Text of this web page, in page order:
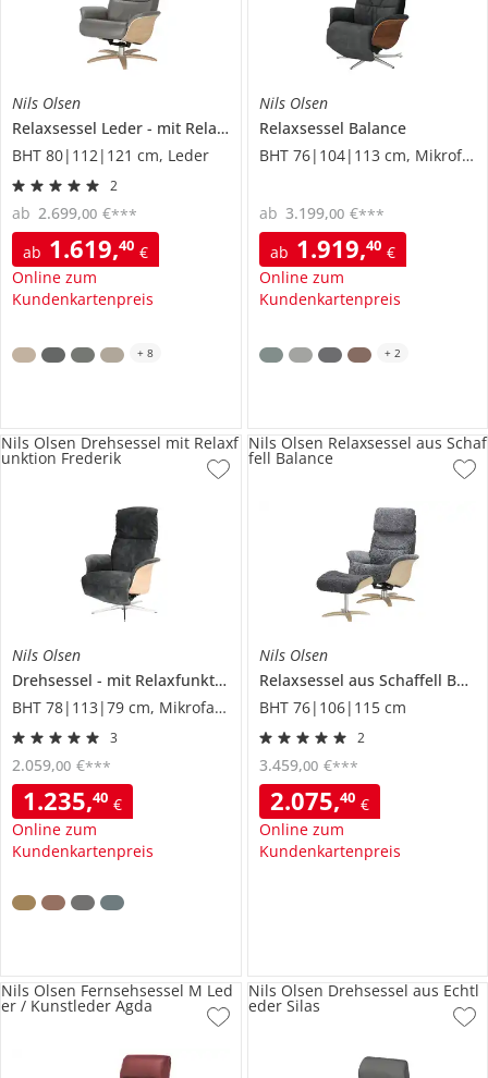
Nils Olsen
Relaxsessel Leder
mit Relaxfunktion
Balance
BHT 80|112|121 cm, Leder
2
ab 1.619,40 €
Online zum
Kundenkartenpreis
ab 2.699,00 €***
+ 8
Nils Olsen
Relaxsessel Balance
BHT 76|104|113 cm, Mikrofaser
ab 1.919,40 €
Online zum
Kundenkartenpreis
ab 3.199,00 €***
+ 2
Nils Olsen
Drehsessel
mit Relaxfunktion
Frederik
BHT 78|113|79 cm, Mikrofaser
3
1.235,40 €
Online zum
Kundenkartenpreis
2.059,00 €***
Nils Olsen Drehsessel mit Relaxf
unktion Frederik
Nils Olsen
Relaxsessel aus Schaffell Balance
BHT 76|106|115 cm
2
2.075,40 €
Online zum
Kundenkartenpreis
3.459,00 €***
Nils Olsen Relaxsessel aus Schaf
fell Balance
Nils Olsen Fernsehsessel M Led
er / Kunstleder Agda
Nils Olsen Drehsessel aus Echtl
eder Silas